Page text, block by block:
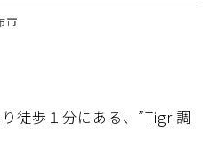
市
徒歩１分にある、”Tigri調